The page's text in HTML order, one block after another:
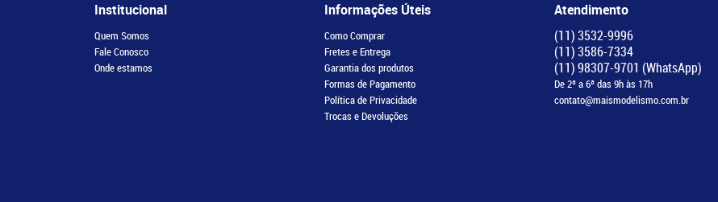
Institucional
Quem Somos
Fale Conosco
Onde estamos
Informações Úteis
Como Comprar
Fretes e Entrega
Garantia dos produtos
Formas de Pagamento
Política de Privacidade
Trocas e Devoluções
Atendimento
(11)3532-9996
(11)3586-7334
(11)98307-9701 (WhatsApp)
De 2ª a 6ª das 9h às 17h
contato@maismodelismo.com.br